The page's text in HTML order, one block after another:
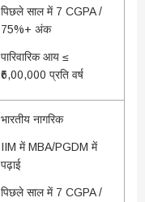
पिछले साल में 7 CGPA /
75%+ अंक
पारिवारिक आय ≤
₹6,00,000 प्रति वर्ष
भारतीय नागरिक
IIM में MBA/PGDM में
पढ़ाई
पिछले साल में 7 CGPA /